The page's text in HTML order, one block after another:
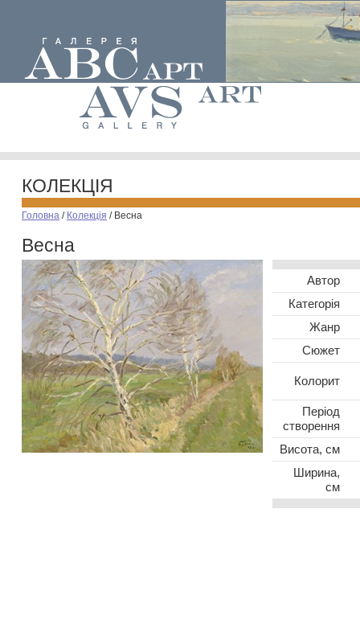
КОЛЕКЦІЯ
Головна / Колекція / Весна
Весна
Автор
Категорія
Жанр
Сюжет
Колорит
Період
створення
Висота, см
Ширина,
см